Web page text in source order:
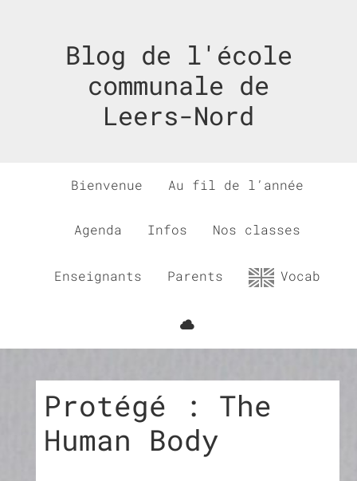
Blog de l'école
communale de
Leers-Nord
Bienvenue Au fil de l’année
Agenda Infos Nos classes
Enseignants Parents Vocab
Protégé : The
Human Body